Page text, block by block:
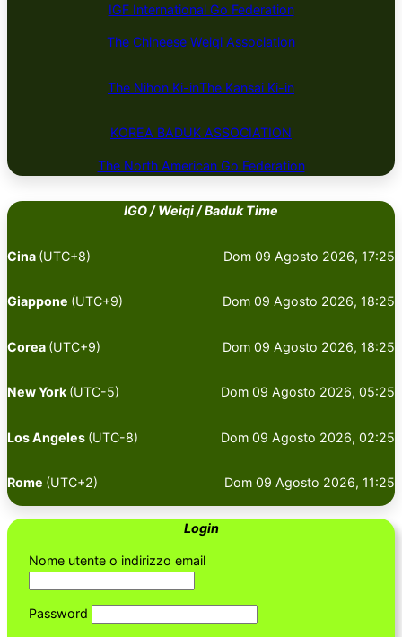
IGF International Go Federation
The Chineese Weiqi Association
The Nihon Ki-inThe Kansai Ki-in
KOREA BADUK ​​​​ASSOCIATION
The North American Go Federation
IGO / Weiqi / Baduk Time
Cina (UTC+8) Dom 09 Agosto 2026, 17:25
Giappone (UTC+9) Dom 09 Agosto 2026, 18:25
Corea (UTC+9) Dom 09 Agosto 2026, 18:25
New York (UTC-5) Dom 09 Agosto 2026, 05:25
Los Angeles (UTC-8) Dom 09 Agosto 2026, 02:25
Rome (UTC+2) Dom 09 Agosto 2026, 11:25
Login
Nome utente o indirizzo email
Password